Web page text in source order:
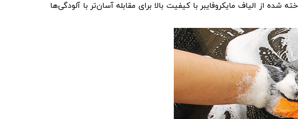
از الیاف مایکروفایبر با کیفیت بالا برای مقابله آسان‌تر با آلودگی‌ها